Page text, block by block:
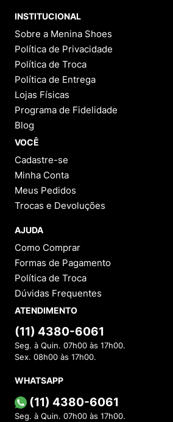
INSTITUCIONAL
Sobre a Menina Shoes
Política de Privacidade
Política de Troca
Política de Entrega
Lojas Físicas
Programa de Fidelidade
Blog
VOCÊ
Cadastre-se
Minha Conta
Meus Pedidos
Trocas e Devoluções
AJUDA
Como Comprar
Formas de Pagamento
Política de Troca
Dúvidas Frequentes
ATENDIMENTO
(11) 4380-6061
Seg. à Quin. 07h00 às 17h00.
Sex. 08h00 às 17h00.
WHATSAPP
(11) 4380-6061
Seg. à Quin. 07h00 às 17h00.